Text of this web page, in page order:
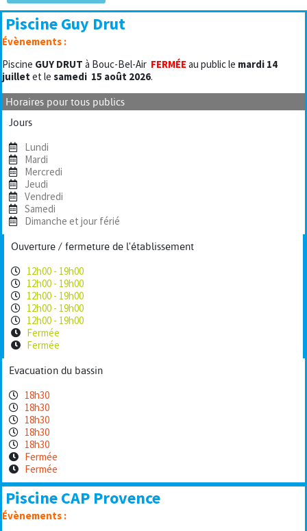
Piscine Guy Drut
Évènements :
Piscine GUY DRUT à Bouc-Bel-Air FERMÉE au public le mardi 14
juilletet le samedi 15 août 2026.
Horaires pour tous publics
Jours
Lundi
Mardi
Mercredi
Jeudi
Vendredi
Samedi
Dimanche et jour férié
Ouverture / fermeture de l'établissement
12h00 - 19h00
12h00 - 19h00
12h00 - 19h00
12h00 - 19h00
12h00 - 19h00
Fermée
Fermée
Evacuation du bassin
18h30
18h30
18h30
18h30
18h30
Fermée
Fermée
Piscine CAP Provence
Évènements :